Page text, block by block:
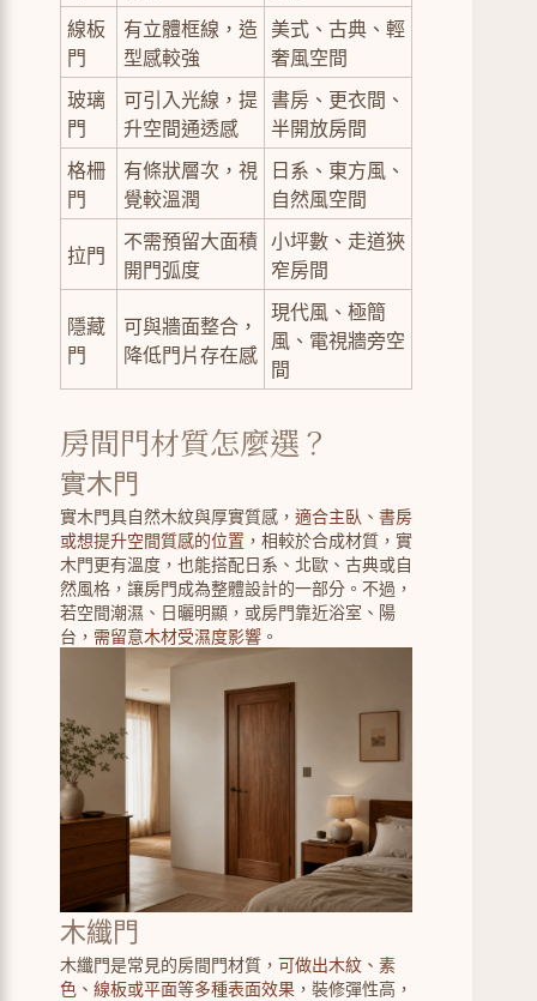
線板
門
有立體框線，造
型感較強
美式、古典、輕
奢風空間
玻璃
門
可引入光線，提
升空間通透感
書房、更衣間、
半開放房間
格柵
門
有條狀層次，視
覺較溫潤
日系、東方風、
自然風空間
拉門
不需預留大面積
開門弧度
小坪數、走道狹
窄房間
隱藏
門
可與牆面整合，
降低門片存在感
現代風、極簡
風、電視牆旁空
間
房間門材質怎麼選？
實木門
實木門具自然木紋與厚實質感， 適合主臥、書房
或想提升空間質感的位置 ，相較於合成材質，實
木門更有溫度，也能搭配日系、北歐、古典或自
然風格，讓房門成為整體設計的一部分。不過，
若空間潮濕、日曬明顯，或房門靠近浴室、陽
台， 需留意木材受濕度影響 。
木纖門
木纖門是常見的房間門材質， 可做出木紋、素
色、線板或平面等多種表面效果 ，裝修彈性高，